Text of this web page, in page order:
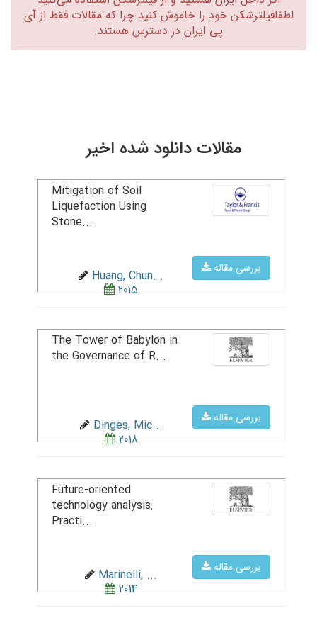
لطفافیلترشکن خود را خاموش کنید چرا که مقالات فقط از آی
پی ایران در دسترس هستند.‏
مقالات دانلود شده اخیر
بررسی مقاله
Mitigation of Soil
Liquefaction Using
Stone...
Huang, Chun...
2015
بررسی مقاله
The Tower of Babylon in
the Governance of R...
Dinges, Mic...
2018
بررسی مقاله
Future-oriented
technology analysis:
Practi...
Marinelli, ...
2014